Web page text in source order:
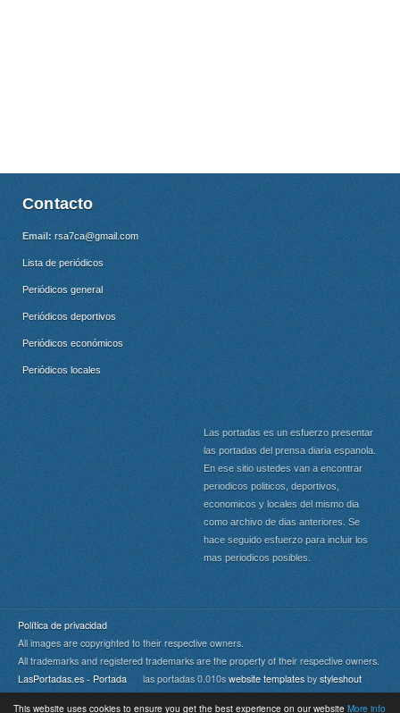
This website uses cookies to ensure you get the best experience on our website More info
Contacto
Email: rsa7ca@gmail.com
Lista de periódicos
Periódicos general
Periódicos deportivos
Periódicos económicos
Periódicos locales
Las portadas es un esfuerzo presentar
las portadas del prensa diaria espanola.
En ese sitio ustedes van a encontrar
periodicos politicos, deportivos,
economicos y locales del mismo dia
como archivo de dias anteriores. Se
hace seguido esfuerzo para incluir los
mas periodicos posibles.
Política de privacidad
All images are copyrighted to their respective owners.
All trademarks and registered trademarks are the property of their respective owners.
LasPortadas.es - Portada las portadas 0.010swebsite templates by styleshout